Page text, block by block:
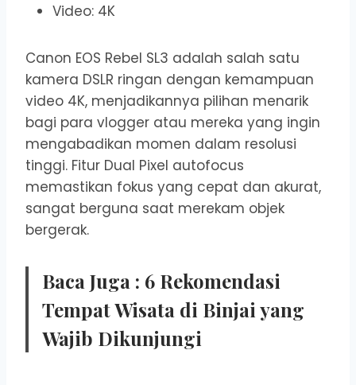
Video: 4K
Canon EOS Rebel SL3 adalah salah satu
kamera DSLR ringan dengan kemampuan
video 4K, menjadikannya pilihan menarik
bagi para vlogger atau mereka yang ingin
mengabadikan momen dalam resolusi
tinggi. Fitur Dual Pixel autofocus
memastikan fokus yang cepat dan akurat,
sangat berguna saat merekam objek
bergerak.
Baca Juga : 6 Rekomendasi
Tempat Wisata di Binjai yang
Wajib Dikunjungi